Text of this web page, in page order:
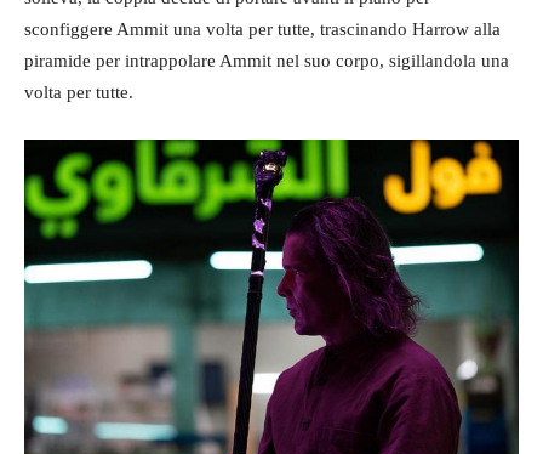
sconfiggere Ammit una volta per tutte, trascinando Harrow alla
piramide per intrappolare Ammit nel suo corpo, sigillandola una
volta per tutte.